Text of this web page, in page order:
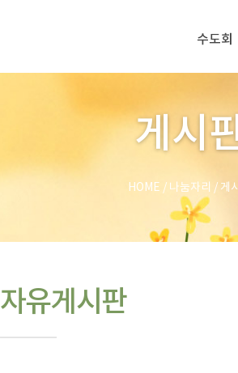
수도회
게시
HOME / 나눔자리 / 게
자유게시판